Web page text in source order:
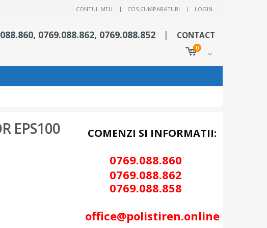
| CONTUL MEU COS CUMPARATURI LOGIN
0769.088.862, 0769.088.852 | CONTACT
0
EPS100
COMENZI SI INFORMATII:
0769.088.860
0769.088.862
0769.088.858
office@polistiren.online